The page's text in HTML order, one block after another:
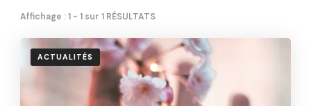
Affichage : 1 - 1 sur 1 RÉSULTATS
ACTUALITÉS